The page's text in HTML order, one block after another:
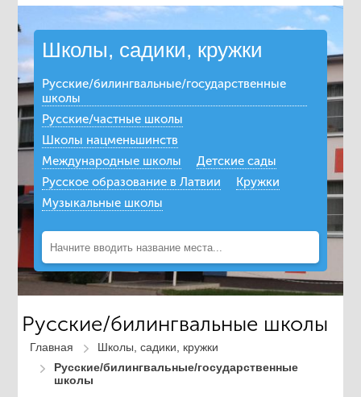
Школы, садики, кружки
Русские/билингвальные/государственные
школы
Русские/частные школы
Школы нацменьшинств
Международные школы
Детские сады
Русское образование в Латвии
Кружки
Музыкальные школы
Русские/билингвальные школы
Главная
Школы, садики, кружки
Русские/билингвальные/государственные
школы